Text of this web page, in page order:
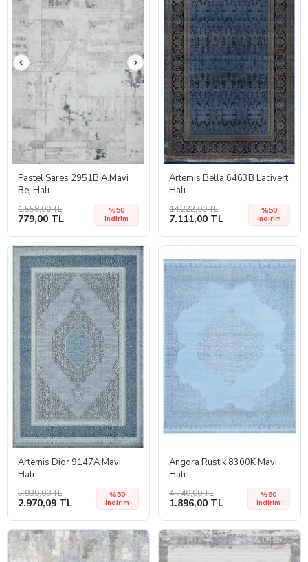
Pastel Sares 2951B A.Mavi
Bej Halı
1.558,00 TL
779,00 TL
%50
İndirim
Artemis Bella 6463B Lacivert
Halı
14.222,00 TL
7.111,00 TL
%50
İndirim
Artemis Dior 9147A Mavi
Halı
5.939,00 TL
2.970,09 TL
%50
İndirim
Angora Rustik 8300K Mavi
Halı
4.740,00 TL
1.896,00 TL
%60
İndirim